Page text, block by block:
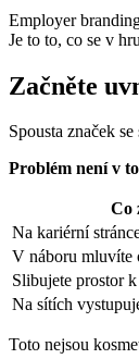
Employer
Je to to, co se v
Začněte
Spousta značek
Problém není v
Co
Na kariérní
V náboru
Slibujete prostor
Na sítích
Toto nejsou